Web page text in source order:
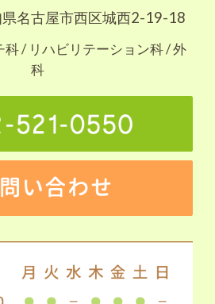
名古屋市西区城西2-19-18
/ リハビリテーション科 / 外
科